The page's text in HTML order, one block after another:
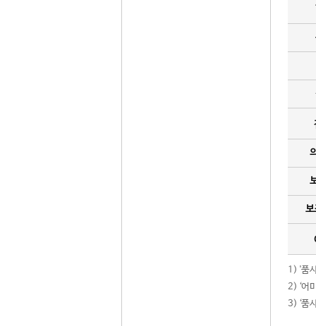
보
1) '품
2) ‘어
3) ‘품